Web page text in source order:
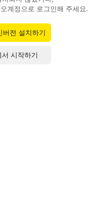
계정으로 로그인해 주세요.
버전 설치하기
시작하기